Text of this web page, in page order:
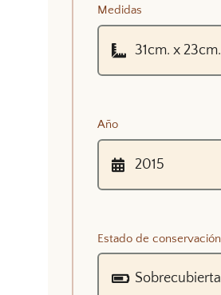
Medidas
Año
Estado de conservación